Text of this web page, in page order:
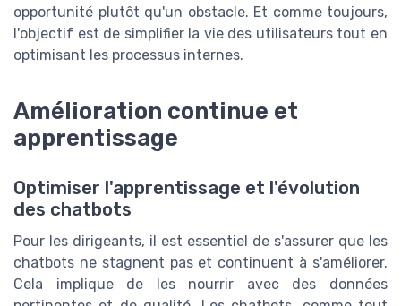
opportunité plutôt qu'un obstacle. Et comme toujours,
l'objectif est de simplifier la vie des utilisateurs tout en
optimisant les processus internes.
Amélioration continue et
apprentissage
Optimiser l'apprentissage et l'évolution
des chatbots
Pour les dirigeants, il est essentiel de s'assurer que les
chatbots ne stagnent pas et continuent à s'améliorer.
Cela implique de les nourrir avec des données